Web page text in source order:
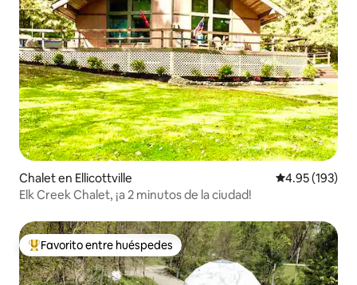
Chalet en Ellicottville Calificación
4.95 (193)
Elk Creek Chalet, ¡a 2 minutos de la ciudad!
De los mejores en Favorito entre huéspedes
Favorito entre huéspedes